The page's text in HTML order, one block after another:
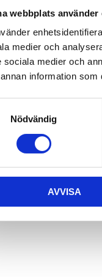
webbplats använder
medier och
sociala medier och
information
Nödvändig
AVVISA